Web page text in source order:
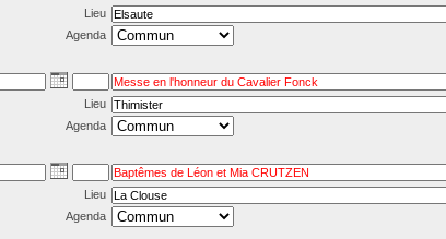
Lieu
Agenda
Lieu
Agenda
Lieu
Agenda